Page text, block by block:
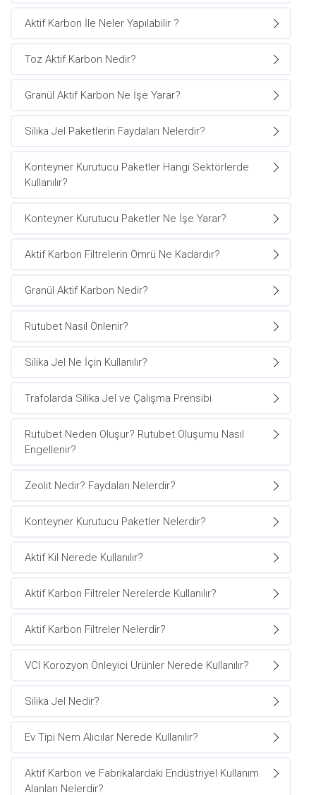
Aktif Karbon İle Neler Yapılabilir ?
Toz Aktif Karbon Nedir?
Granül Aktif Karbon Ne İşe Yarar?
Silika Jel Paketlerin Faydaları Nelerdir?
Konteyner Kurutucu Paketler Hangi Sektörlerde
Kullanılır?
Konteyner Kurutucu Paketler Ne İşe Yarar?
Aktif Karbon Filtrelerin Ömrü Ne Kadardır?
Granül Aktif Karbon Nedir?
Rutubet Nasıl Önlenir?
Silika Jel Ne İçin Kullanılır?
Trafolarda Silika Jel ve Çalışma Prensibi
Rutubet Neden Oluşur? Rutubet Oluşumu Nasıl
Engellenir?
Zeolit Nedir? Faydaları Nelerdir?
Konteyner Kurutucu Paketler Nelerdir?
Aktif Kil Nerede Kullanılır?
Aktif Karbon Filtreler Nerelerde Kullanılır?
Aktif Karbon Filtreler Nelerdir?
VCI Korozyon Önleyici Ürünler Nerede Kullanılır?
Silika Jel Nedir?
Ev Tipi Nem Alıcılar Nerede Kullanılır?
Aktif Karbon ve Fabrikalardaki Endüstriyel Kullanım
Alanları Nelerdir?